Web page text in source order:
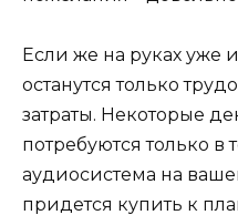
Если же на руках уже
останутся только
затраты. Некоторые
потребуются только в
аудиосистема на
придется купить к